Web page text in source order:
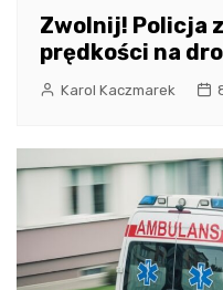
Zwolnij! Policja
prędkości na
Karol Kaczmarek